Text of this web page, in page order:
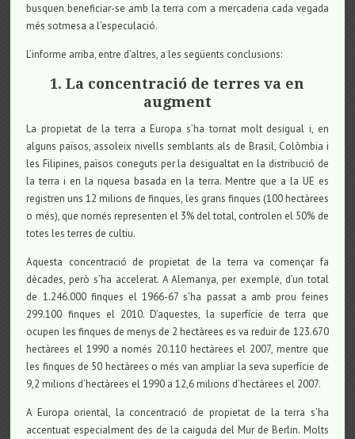
busquen beneficiar-se amb la terra com a mercaderia cada vegada
més sotmesa a l’especulació.
L’informe arriba, entre d’altres, a les següents conclusions:
1. La concentració de terres va en
augment
La propietat de la terra a Europa s’ha tornat molt desigual i, en
alguns països, assoleix nivells semblants als de Brasil, Colòmbia i
les Filipines, països coneguts per la desigualtat en la distribució de
la terra i en la riquesa basada en la terra. Mentre que a la UE es
registren uns 12 milions de finques, les grans finques (100 hectàrees
o més), que només representen el 3% del total, controlen el 50% de
totes les terres de cultiu.
Aquesta concentració de propietat de la terra va començar fa
dècades, però s’ha accelerat. A Alemanya, per exemple, d’un total
de 1.246.000 finques el 1966-67 s’ha passat a amb prou feines
299.100 finques el 2010. D’aquestes, la superfície de terra que
ocupen les finques de menys de 2 hectàrees es va reduir de 123.670
hectàrees el 1990 a només 20.110 hectàrees el 2007, mentre que
les finques de 50 hectàrees o més van ampliar la seva superfície de
9,2 milions d’hectàrees el 1990 a 12,6 milions d’hectàrees el 2007.
A Europa oriental, la concentració de propietat de la terra s’ha
accentuat especialment des de la caiguda del Mur de Berlin. Molts